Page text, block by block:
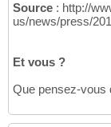
Source : http://
us/news/press/
Et vous ?
Que pensez-vous